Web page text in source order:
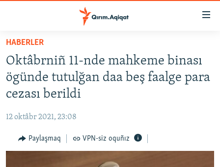
Esas
qaytmaq
Baş
navigatsiyağa
qaytmaq
Qıdıruvğa
HABERLER
SİYASET
İQTİSADİYAT
MEDENİYET
İNSAN AQLARI
HABERLER
Oktâbrniñ 11-nde mahkeme binası
ögünde tutulğan daa beş faalge para
cezası berildi
12 oktâbr 2021, 23:08
Paylaşmaq VPN-siz oquñız